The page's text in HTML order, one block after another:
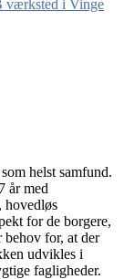
værksted i Vinge
helst samfund.
år med
hovedløs
for de borgere,
behov for, at der
udvikles i
fagligheder.